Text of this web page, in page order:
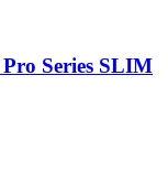
Series SLIM